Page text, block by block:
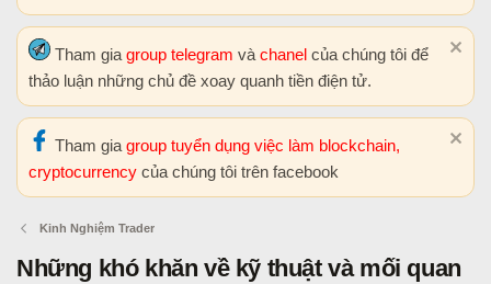
Tham gia group telegram và chanel của chúng tôi để
thảo luận những chủ đề xoay quanh tiền điện tử.
Tham gia group tuyển dụng việc làm blockchain,
cryptocurrency của chúng tôi trên facebook
Kinh Nghiệm Trader
Những khó khăn về kỹ thuật và mối quan